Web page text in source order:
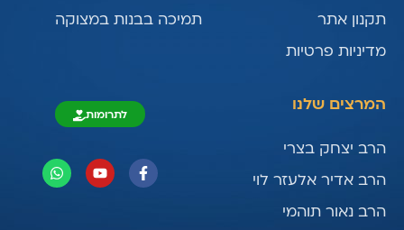
תקנון אתר
מדיניות פרטיות
תמיכה בבנות במצוקה
המרצים שלנו
הרב יצחק בצרי
הרב אדיר אלעזר לוי
הרב נאור תוהמי
לתרומות